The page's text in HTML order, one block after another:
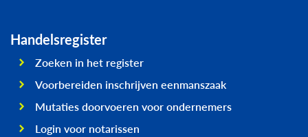
Handelsregister
Zoeken in het register
Voorbereiden inschrijven eenmanszaak
Mutaties doorvoeren voor ondernemers
Login voor notarissen